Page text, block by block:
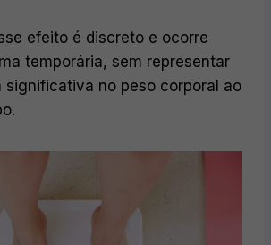
efeito é discreto e ocorre
temporária, sem representar
significativa no peso corporal ao